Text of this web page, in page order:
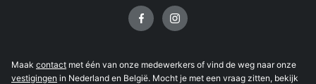
Maak contact met één van onze medewerkers of vind de weg naar onze
vestigingen in Nederland en België. Mocht je met een vraag zitten, bekijk